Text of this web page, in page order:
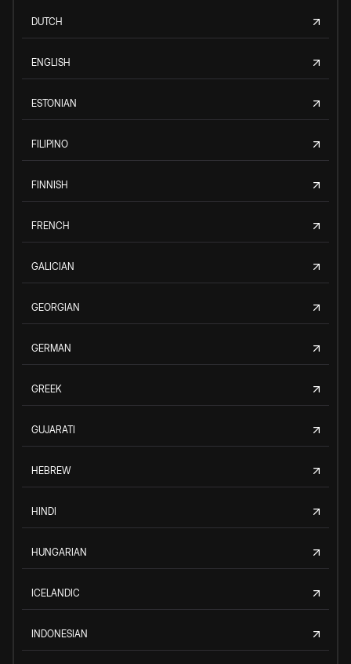
DUTCH
ENGLISH
ESTONIAN
FILIPINO
FINNISH
FRENCH
GALICIAN
GEORGIAN
GERMAN
GREEK
GUJARATI
HEBREW
HINDI
HUNGARIAN
ICELANDIC
INDONESIAN